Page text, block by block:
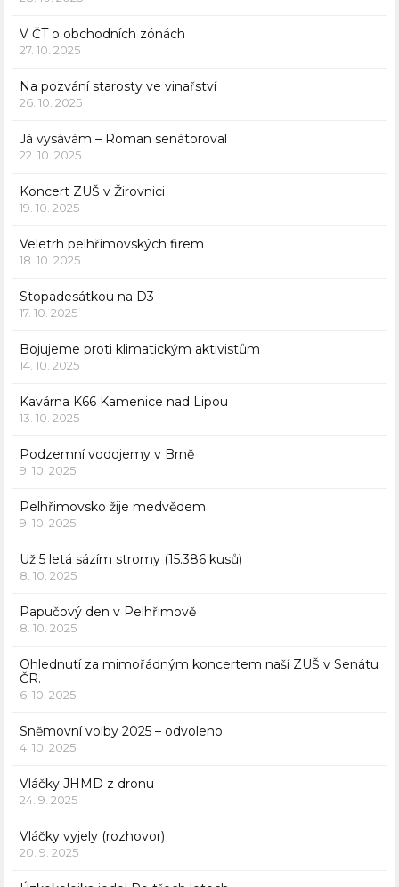
V ČT o obchodních zónách
27. 10. 2025
Na pozvání starosty ve vinařství
26. 10. 2025
Já vysávám – Roman senátoroval
22. 10. 2025
Koncert ZUŠ v Žirovnici
19. 10. 2025
Veletrh pelhřimovských firem
18. 10. 2025
Stopadesátkou na D3
17. 10. 2025
Bojujeme proti klimatickým aktivistům
14. 10. 2025
Kavárna K66 Kamenice nad Lipou
13. 10. 2025
Podzemní vodojemy v Brně
9. 10. 2025
Pelhřimovsko žije medvědem
9. 10. 2025
Už 5 letá sázím stromy (15.386 kusů)
8. 10. 2025
Papučový den v Pelhřimově
8. 10. 2025
Ohlednutí za mimořádným koncertem naší ZUŠ v Senátu
ČR.
6. 10. 2025
Sněmovní volby 2025 – odvoleno
4. 10. 2025
Vláčky JHMD z dronu
24. 9. 2025
Vláčky vyjely (rozhovor)
20. 9. 2025